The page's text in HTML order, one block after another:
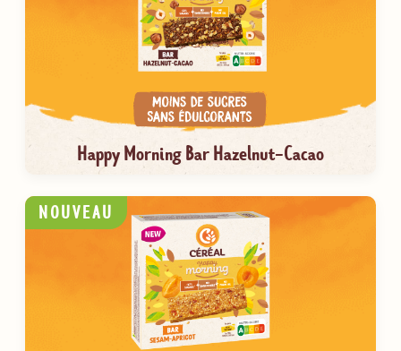
Happy Morning Bar Hazelnut-Cacao
NOUVEAU